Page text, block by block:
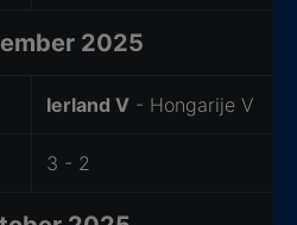
2025
Ierland V - Hongarije V
3 - 2